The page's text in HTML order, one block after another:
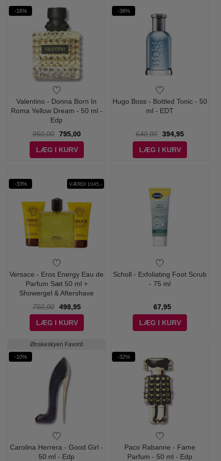
-16%
Valentino - Donna Born In
Roma Yellow Dream - 50 ml -
Edp
950,00
795,00
LÆG I KURV
-38%
Hugo Boss - Bottled Tonic - 50
ml - EDT
640,00
394,95
LÆG I KURV
-33% VÆRDI 1045,-
Versace - Eros Energy Eau de
Parfum Sæt 50 ml +
Showergel & Aftershave
750,00
498,95
LÆG I KURV
Scholl - Exfoliating Foot Scrub
- 75 ml
67,95
LÆG I KURV
Ønskeskyen Favorit
-10%
Carolina Herrera - Good Girl -
50 ml - Edp
-32%
Paco Rabanne - Fame
Parfum - 50 ml - Edp